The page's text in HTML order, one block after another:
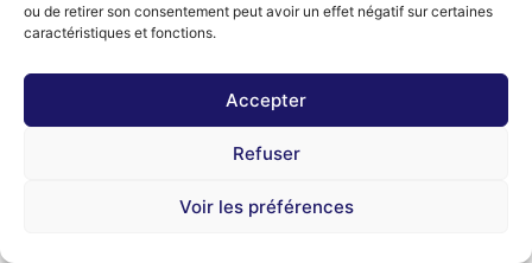
ou de retirer son consentement peut avoir un effet négatif sur certaines
caractéristiques et fonctions.
Accepter
Refuser
Voir les préférences
6. Son exposition « A Maze of power
du Quai Branly, mettant en scène des présidents
africains pas tous réputés pour leur sens de la
démocratie, avait suscité des réactions mitigées de
la part de certaines personnes quand d’autres y